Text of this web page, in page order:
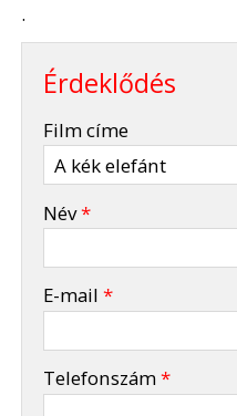
.
Érdeklődés
Film címe
Név*
E-mail*
Telefonszám*